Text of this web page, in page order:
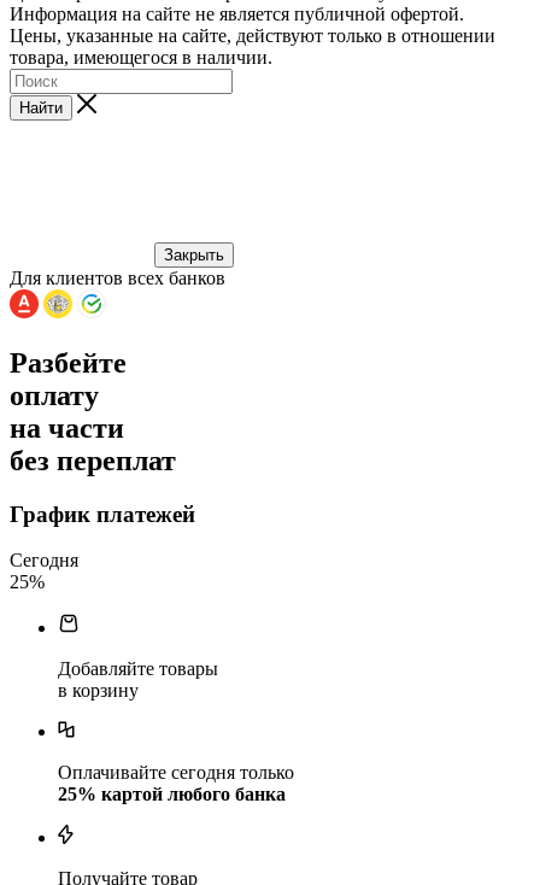
Информация на сайте не является публичной офертой.
Цены, указанные на сайте, действуют только в отношении
товара, имеющегося в наличии.
Найти
Закрыть
Для клиентов всех банков
Разбейте
оплату
на части
без переплат
График платежей
Сегодня
25%
Добавляйте товары
в корзину
Оплачивайте сегодня только
25% картой любого банка
Получайте товар